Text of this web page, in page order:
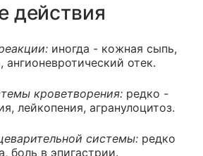
действия
иногда - кожная сыпь,
ангионевротический отек.
кроветворения: редко -
лейкопения, агранулоцитоз.
системы: редко
боль в эпигастрии.